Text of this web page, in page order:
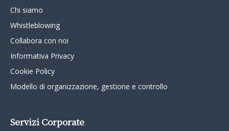
Chi siamo
Whistleblowing
Collabora con noi
Informativa Privacy
Cookie Policy
Modello di organizzazione, gestione e controllo
Servizi Corporate